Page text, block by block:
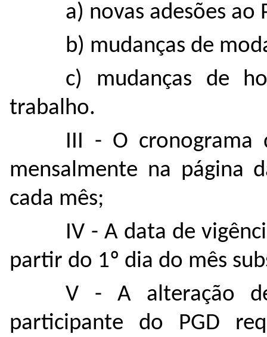
a) novas adesões ao
b) mudanças de
c) mudanças de
trabalho.
III - O cronograma
mensalmente na página
cada mês;
IV - A data de
partir do 1º dia do mês
V - A alteração
participante do PGD